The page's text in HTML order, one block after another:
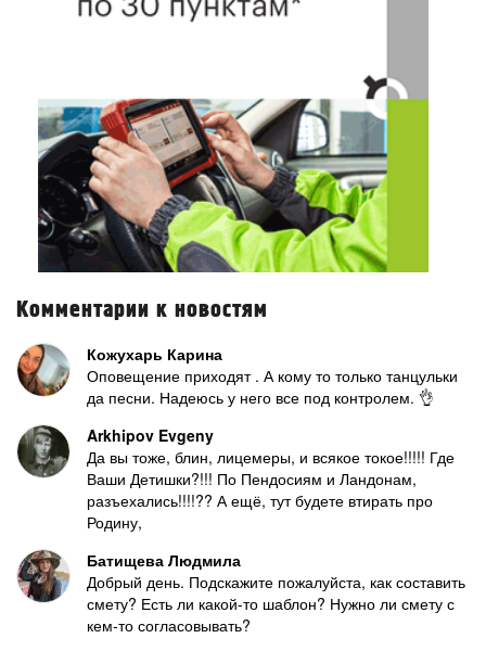
Комментарии к новостям
Кожухарь Карина
Оповещение приходят . А кому то только танцульки
да песни. Надеюсь у него все под контролем. 👌
Arkhipov Evgeny
Да вы тоже, блин, лицемеры, и всякое токое!!!!! Где
Ваши Детишки?!!! По Пендосиям и Ландонам,
разъехались!!!!?? А ещё, тут будете втирать про
Родину,
Батищева Людмила
Добрый день. Подскажите пожалуйста, как составить
смету? Есть ли какой-то шаблон? Нужно ли смету с
кем-то согласовывать?